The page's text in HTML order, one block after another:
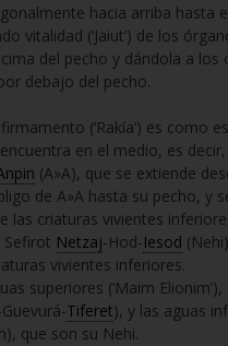
hacia arriba hasta
vitalidad (‘Jaiut’) de los
del pecho y dándola a los
debajo del pecho.
(‘Rakía’) es como
en el medio, es decir,
(A»A), que se extiende
de A»A hasta su pecho, y
las criaturas vivientes
Sefirot Netzaj-Hod-Iesod
vivientes inferiores.
superiores (‘Maim
Tiferet), y las aguas
que son su Nehi.